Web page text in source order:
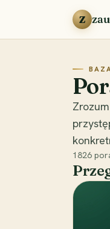
Przejdź do treści
Z
1826